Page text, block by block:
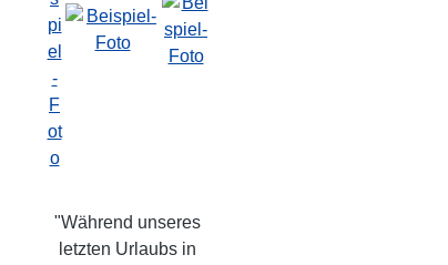
"Während unseres
letzten Urlaubs in